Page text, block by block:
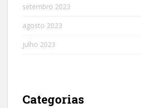
setembro 2023
agosto 2023
julho 2023
Categorias